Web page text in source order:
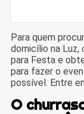
Para quem
domicílio na
para Festa e
para fazer o
possível. Entre
O